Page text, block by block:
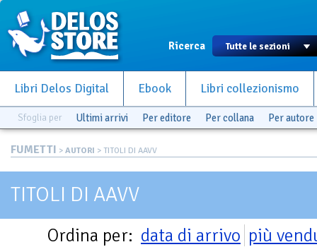
Ricerca
Libri Delos Digital Ebook Libri collezionismo
Sfoglia per Ultimi arrivi Per editore Per collana Per autore
FUMETTI > AUTORI > TITOLI DI AAVV
TITOLI DI AAVV
Ordina per: data di arrivo più